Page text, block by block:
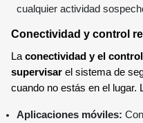
cualquier actividad
Conectividad y control
La conectividad y el
supervisar el sistema de
cuando no estás en el lugar.
Aplicaciones móviles: